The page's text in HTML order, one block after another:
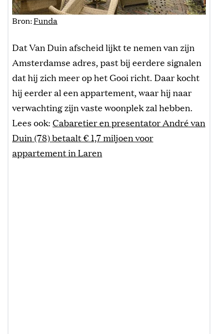
Bron:Funda
Dat Van Duin afscheid lijkt te nemen van zijn
Amsterdamse adres, past bij eerdere signalen
dat hij zich meer op het Gooi richt. Daar kocht
hij eerder al een appartement, waar hij naar
verwachting zijn vaste woonplek zal hebben.
Lees ook:Cabaretier en presentator André van
Duin (78) betaalt € 1,7 miljoen voor
appartement in Laren